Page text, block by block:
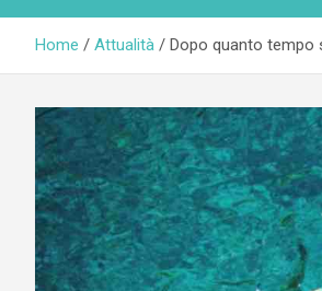
Home Attualità Dopo quanto tempo